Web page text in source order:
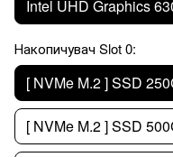
Intel UHD Graphics
Накопичувач Slot 0:
[ NVMe M.2 ] SSD
[ NVMe M.2 ] SSD